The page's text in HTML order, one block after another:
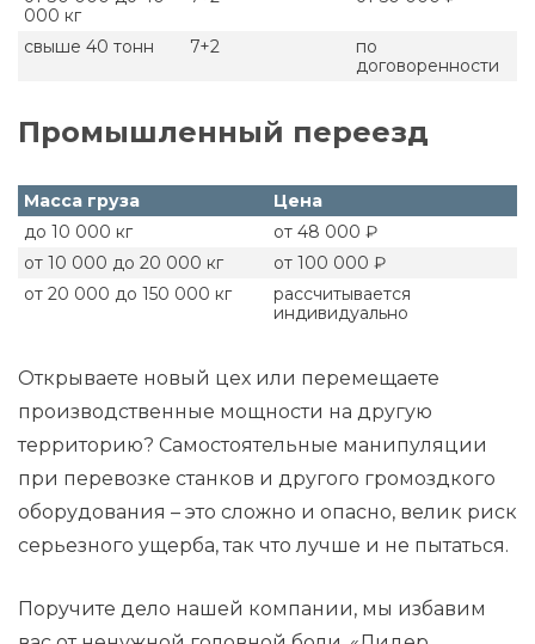
000 кг
свыше 40 тонн 7+2
по
договоренности
Промышленный переезд
Масса груза
Цена
до 10 000 кг
от 48 000 ₽
от 10 000 до 20 000 кг
от 100 000 ₽
от 20 000 до 150 000 кг
рассчитывается
индивидуально
Открываете новый цех или перемещаете
производственные мощности на другую
территорию? Самостоятельные манипуляции
при перевозке станков и другого громоздкого
оборудования – это сложно и опасно, велик риск
серьезного ущерба, так что лучше и не пытаться.
Поручите дело нашей компании, мы избавим